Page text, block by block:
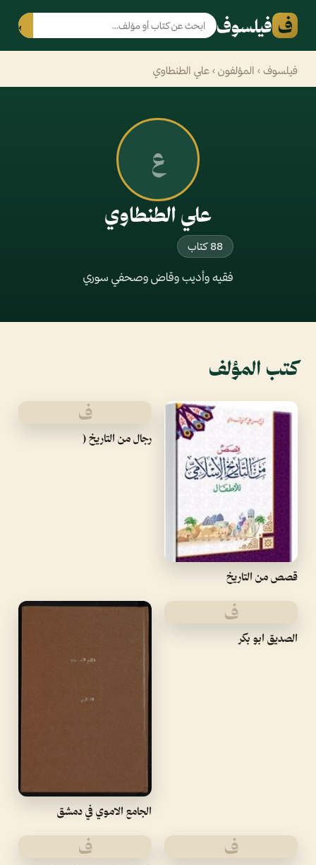
ف فيلسوف بحث
فيلسوف › المؤلفون › علي الطنطاوي
ع
علي الطنطاوي
88 كتاب
فقيه وأديب وقاض وصحفي سوري
كتب المؤلف
قصص من التاريخ
ف
رجال من التاريخ (
ف
الصديق ابو بكر
الجامع الاموي في دمشق
ف ف